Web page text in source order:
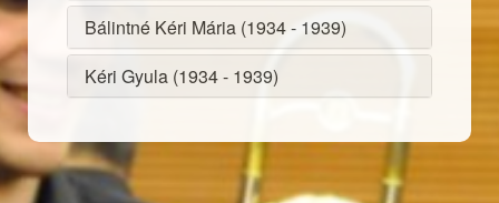
Bálintné Kéri Mária (1934- 1939)
Kéri Gyula (1934- 1939)